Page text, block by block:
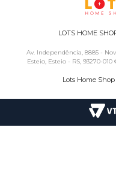
LOTS HOME
Av. Independência, 8885 -
Esteio, Esteio - RS, 93270-010
Lots Home Shop